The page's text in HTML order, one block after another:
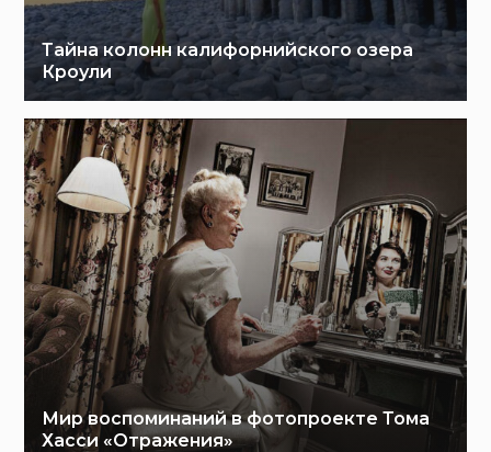
Тайна колонн калифорнийского озера
Кроули
Мир воспоминаний в фотопроекте Тома
Хасси «Отражения»